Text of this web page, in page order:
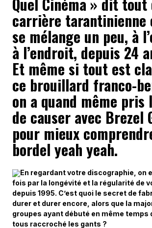
carrière tarantinienne
se mélange un peu, à
à l’endroit, depuis 24
Et même si tout est
ce brouillard franco-
on a quand même pris
de causer avec Brezel
pour mieux
bordel yeah yeah.
En regardant votre discographie, on
fois par la longévité et la régularité de
depuis 1995. C’est quoi le secret de
durer et durer encore, alors que la
groupes ayant débuté en même temps
tous raccroché les gants ?